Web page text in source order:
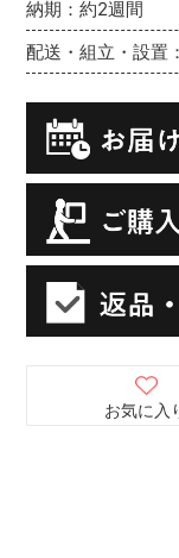
納期：約2週間
配送・組立・設置
お気に入